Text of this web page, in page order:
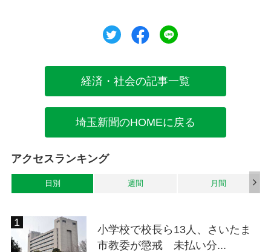
ツイートシェア
経済・社会の記事一覧
埼玉新聞のHOMEに戻る
アクセスランキング
日別 週間 月間
小学校で校長ら13人、さいたま
市教委が懲戒 未払い分...